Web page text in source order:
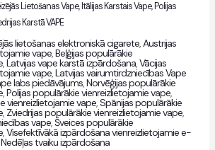
Lietošanas Vape, Itālijas Karstais Vape, Polijas
Karstā VAPE
lietošanas elektroniskā cigarete,Austrijas
vape,Beļģijas populārākie
,Latvijas vape karstā izpārdošana,Vācijas
vape,Latvijas vairumtirdzniecības Vape
labs piedāvājums,Norvēģijas populārākie
,Polijas populārākie vienreizlietojamie vape,
vienreizlietojamie vape,Spānijas populārākie
, Zviedrijas populārākie vienreizlietojamie vape,
vape,Šveices populārākie
,Visefektīvākā izpārdošana vienreizlietojamie e-
Nedēļas tvaiku izpārdošana